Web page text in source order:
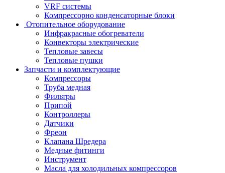
VRF системы
Компрессорно конденсаторные блоки
Отопительное оборудование
Инфракрасные обогреватели
Конвекторы электрические
Тепловые завесы
Тепловые пушки
Запчасти и комплектующие
Компрессоры
Труба медная
Фильтры
Припой
Контроллеры
Датчики
Фреон
Клапана Шредера
Медные фитинги
Инструмент
Масла для холодильных компрессоров